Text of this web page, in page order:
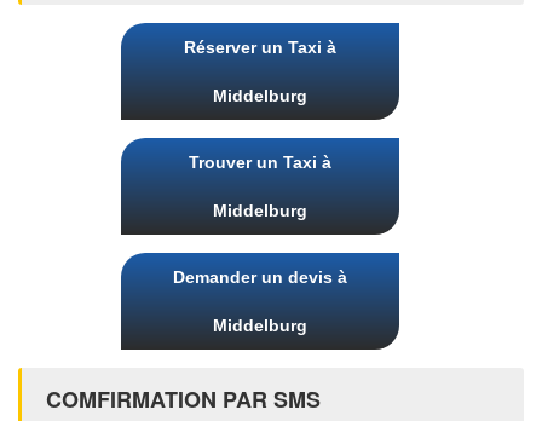
Réserver un Taxi à
Middelburg
Trouver un Taxi à
Middelburg
Demander un devis à
Middelburg
COMFIRMATION PAR SMS